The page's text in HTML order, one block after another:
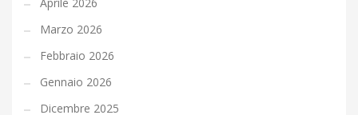
Marzo 2026
Febbraio 2026
Gennaio 2026
Dicembre 2025